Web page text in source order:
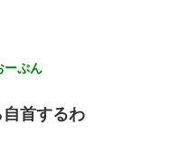
ーぷん
首するわ